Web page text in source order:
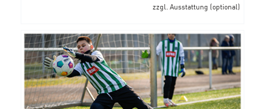
zzgl. Ausstattung (optional)